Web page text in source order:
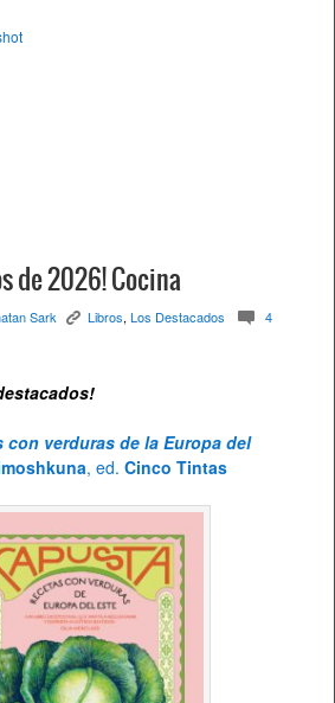
de 2026! Cocina
Sark K Libros,Los Destacados c 4
!
con verduras de la Europa del
, ed. Cinco Tintas